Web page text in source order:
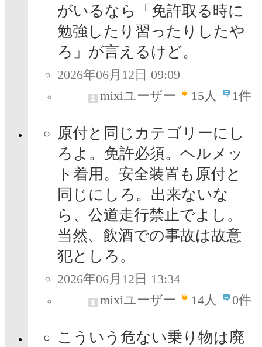
がいるなら「免許取る時に
勉強したり習ったりしたや
ろ」が言えるけど。
2026年06月12日 09:09
mixiユーザー
15人 1件
原付と同じカテゴリーにし
ろよ。免許必須。ヘルメッ
ト着用。安全装置も原付と
同じにしろ。出来ないな
ら、公道走行禁止でよし。
当然、飲酒での事故は故意
犯としろ。
2026年06月12日 13:34
mixiユーザー
14人 0件
こういう危ない乗り物は廃